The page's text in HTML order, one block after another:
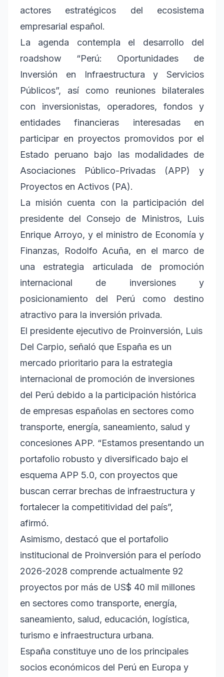
actores estratégicos del ecosistema
empresarial español.
La agenda contempla el desarrollo del
roadshow “Perú: Oportunidades de
Inversión en Infraestructura y Servicios
Públicos”, así como reuniones bilaterales
con inversionistas, operadores, fondos y
entidades financieras interesadas en
participar en proyectos promovidos por el
Estado peruano bajo las modalidades de
Asociaciones Público-Privadas (APP) y
Proyectos en Activos (PA).
La misión cuenta con la participación del
presidente del Consejo de Ministros, Luis
Enrique Arroyo, y el ministro de Economía y
Finanzas, Rodolfo Acuña, en el marco de
una estrategia articulada de promoción
internacional de inversiones y
posicionamiento del Perú como destino
atractivo para la inversión privada.
El presidente ejecutivo de Proinversión, Luis
Del Carpio, señaló que España es un
mercado prioritario para la estrategia
internacional de promoción de inversiones
del Perú debido a la participación histórica
de empresas españolas en sectores como
transporte, energía, saneamiento, salud y
concesiones APP. “Estamos presentando un
portafolio robusto y diversificado bajo el
esquema APP 5.0, con proyectos que
buscan cerrar brechas de infraestructura y
fortalecer la competitividad del país”,
afirmó.
Asimismo, destacó que el portafolio
institucional de Proinversión para el período
2026-2028 comprende actualmente 92
proyectos por más de US$ 40 mil millones
en sectores como transporte, energía,
saneamiento, salud, educación, logística,
turismo e infraestructura urbana.
España constituye uno de los principales
socios económicos del Perú en Europa y